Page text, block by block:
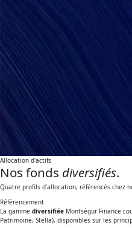
Allocation d'actifs
Nos fonds diversifiés.
Quatre profils d'allocation, référencés chez
Référencement
La gamme diversifiée Montségur Finance
Patrimoine, Stella), disponibles sur les